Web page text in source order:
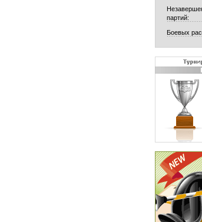
партий:
Боевых